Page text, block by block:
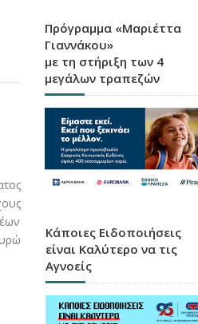
Πρόγραμμα «Μαριέττα
Γιαννάκου»
με τη στήριξη των 4
μεγάλων τραπεζών
Κάποιες Ειδοποιήσεις
είναι Καλύτερο να τις
Αγνοείς